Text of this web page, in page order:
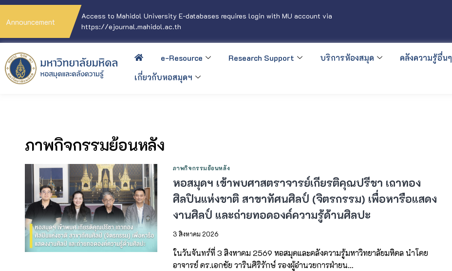
Announcement
Access to Mahidol University E-databases requires login with MU account via
https://ejournal.mahidol.ac.th
e-Resource Research Support บริการห้องสมุด
คลังความรู้อื่นๆ
เกี่ยวกับหอสมุดฯ
ภาพกิจกรรมย้อนหลัง
ภาพกิจกรรมย้อนหลัง
หอสมุดฯ เข้าพบศาสตราจารย์เกียรติคุณปรีชา เถาทอง
ศิลปินแห่งชาติ สาขาทัศนศิลป์ (จิตรกรรม) เพื่อหารือแสดง
งานศิลป์ และถ่ายทอดองค์ความรู้ด้านศิลปะ
3 สิงหาคม 2026
ในวันจันทร์ที่ 3 สิงหาคม 2569 หอสมุดและคลังความรู้มหาวิทยาลัยมหิดล นำโดย
อาจารย์ ดร.เอกชัย วารินศิริรักษ์ รองผู้อำนวยการฝ่ายน…